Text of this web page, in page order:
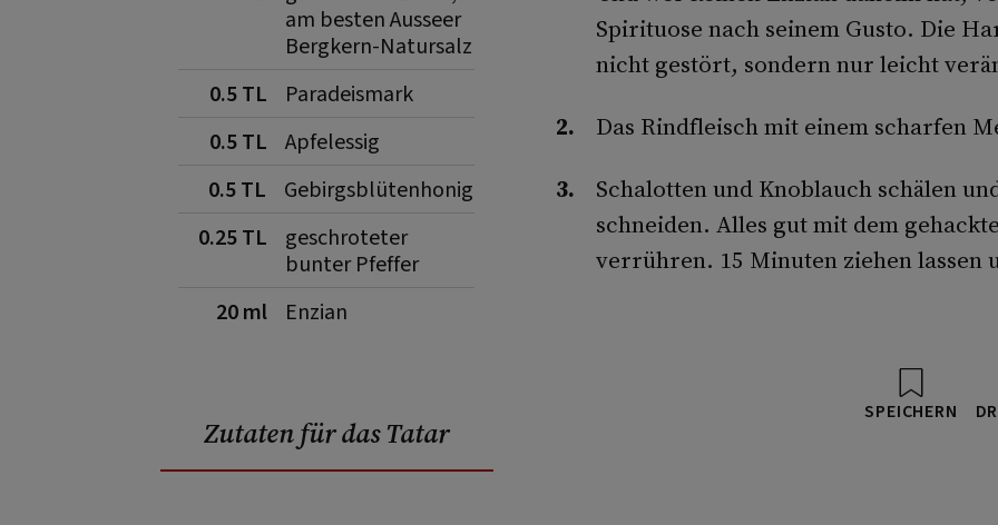
am besten Ausseer
Bergkern-Natursalz
0.5 TL
Paradeismark
0.5 TL
Apfelessig
0.5 TL
Gebirgsblütenhonig
0.25 TL
geschroteter
bunter Pfeffer
20 ml
Enzian
Zutaten für das Tatar
Spirituose nach seinem Gusto. Die
nicht gestört, sondern nur leicht
Das Rindfleisch mit einem scharfen
Schalotten und Knoblauch schälen
schneiden. Alles gut mit dem
verrühren. 15 Minuten ziehen lassen
SPEICHERN